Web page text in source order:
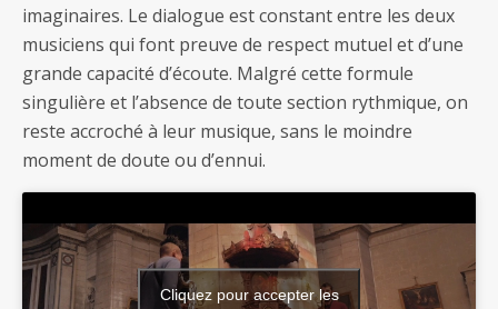
imaginaires. Le dialogue est constant entre les deux
musiciens qui font preuve de respect mutuel et d’une
grande capacité d’écoute. Malgré cette formule
singulière et l’absence de toute section rythmique, on
reste accroché à leur musique, sans le moindre
moment de doute ou d’ennui.
Cliquez pour accepter les